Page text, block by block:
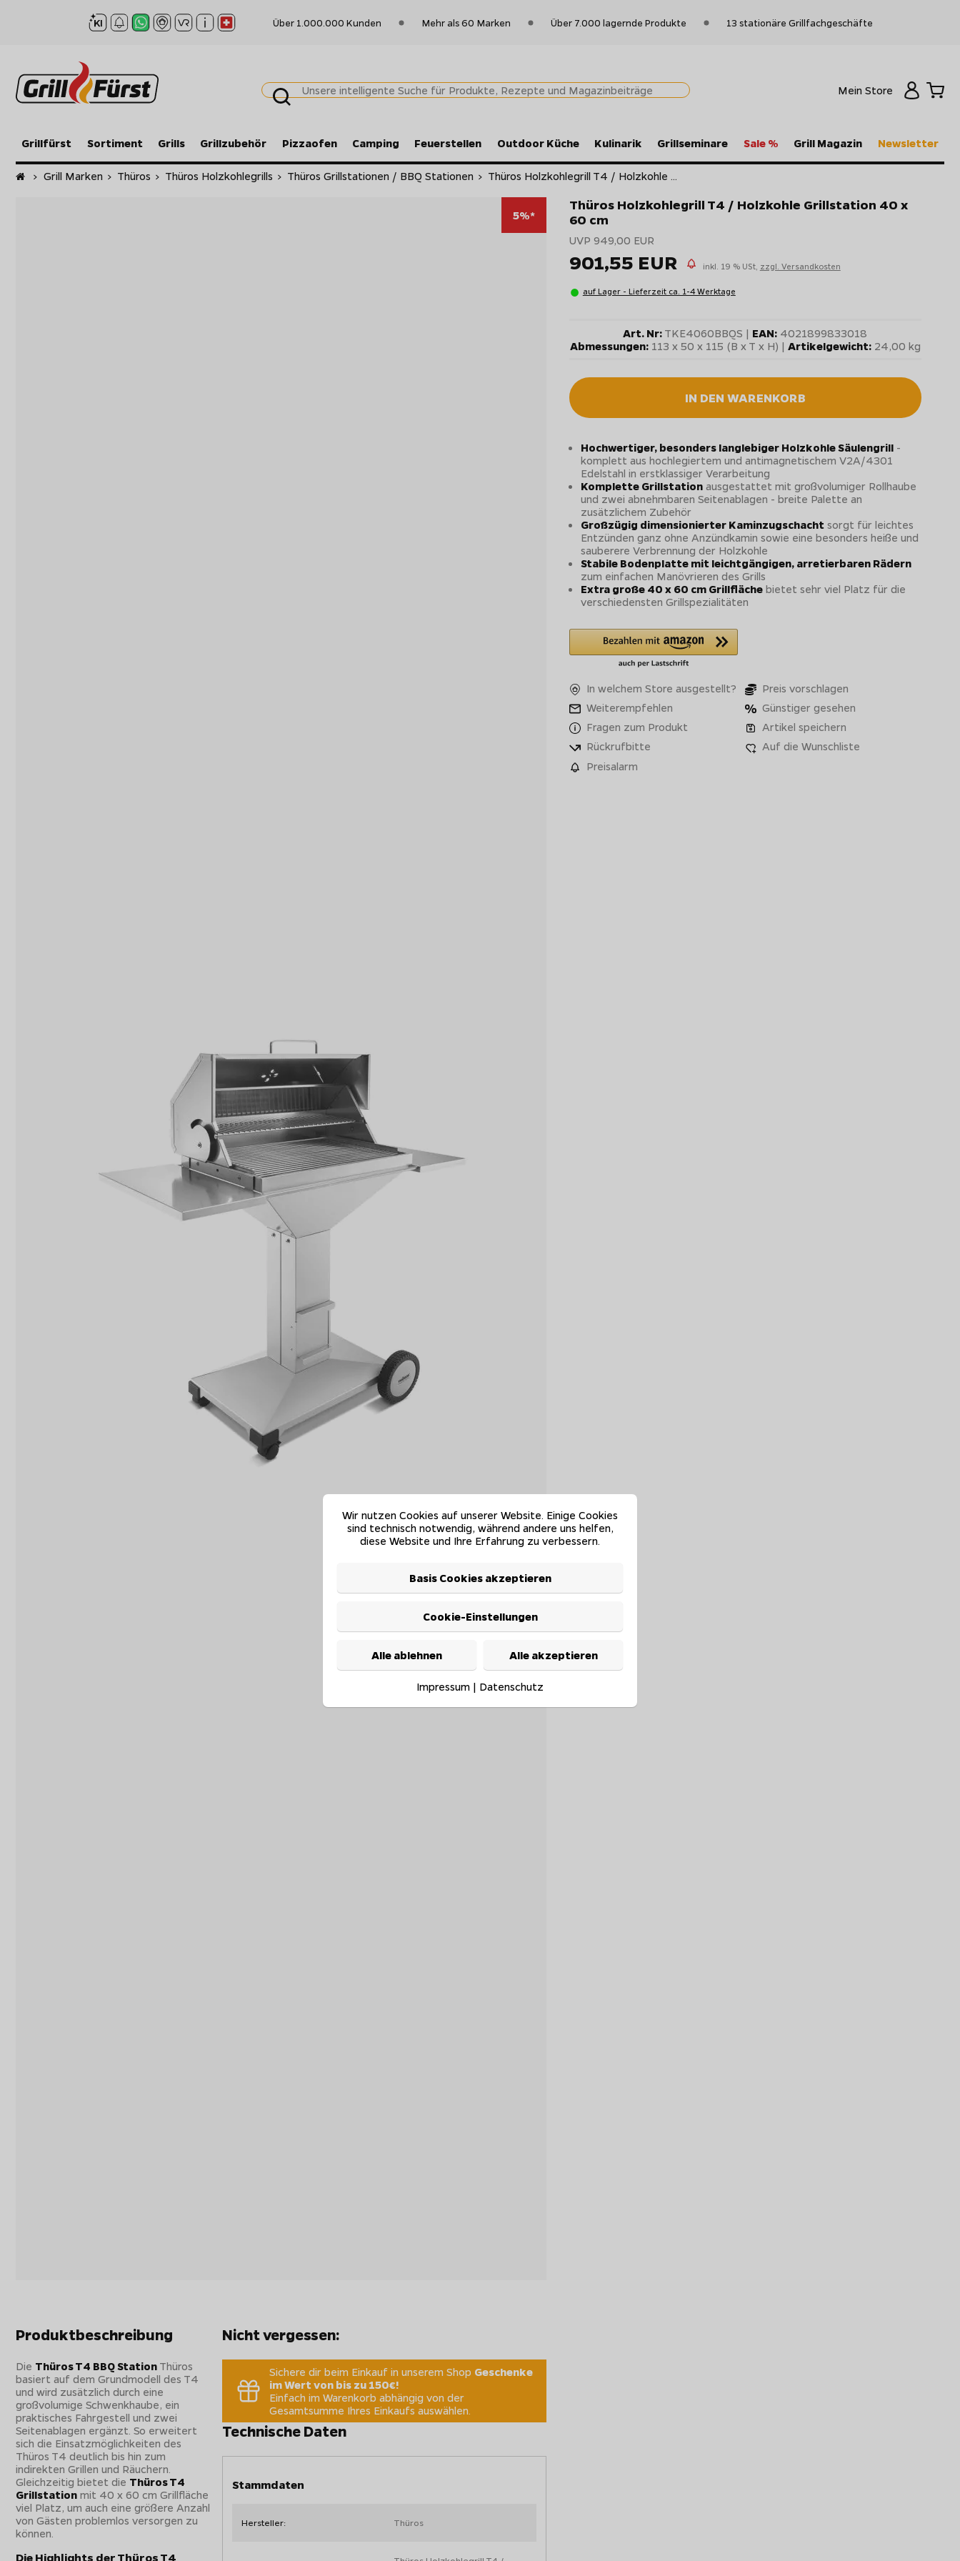
Über 1.000.000 Kunden Mehr als 60 Marken Über 7.000 lagernde Produkte 13 stationäre Grillfachgeschäfte
Mein Store
Grillfürst Sortiment Grills Grillzubehör Pizzaofen Camping Feuerstellen Outdoor Küche Kulinarik Grillseminare Sale % Grill Magazin Newsletter
Startseite
> Grill Marken > Thüros > Thüros Holzkohlegrills > Thüros Grillstationen / BBQ Stationen > Thüros Holzkohlegrill T4 / Holzkohle ...
5%*
Thüros Holzkohlegrill T4 / Holzkohle Grillstation 40 x
60 cm
UVP 949,00 EUR
901,55 EUR inkl. 19 % USt, zzgl. Versandkosten
auf Lager - Lieferzeit ca. 1-4 Werktage
Art. Nr: TKE4060BBQS | EAN: 4021899833018
Abmessungen:113 x 50 x 115 (B x T x H) | Artikelgewicht:24,00 kg
IN DEN WARENKORB
Hochwertiger, besonders langlebiger Holzkohle Säulengrill-
komplett aus hochlegiertem und antimagnetischem V2A/4301
Edelstahl in erstklassiger Verarbeitung
Komplette Grillstationausgestattet mit großvolumiger Rollhaube
und zwei abnehmbaren Seitenablagen - breite Palette an
zusätzlichem Zubehör
Großzügig dimensionierter Kaminzugschachtsorgt für leichtes
Entzünden ganz ohne Anzündkamin sowie eine besonders heiße und
sauberere Verbrennung der Holzkohle
Stabile Bodenplatte mit leichtgängigen, arretierbaren Rädern
zum einfachen Manövrieren des Grills
Extra große 40 x 60 cm Grillflächebietet sehr viel Platz für die
verschiedensten Grillspezialitäten
In welchem Store ausgestellt?
Preis vorschlagen
Weiterempfehlen
Günstiger gesehen
Fragen zum Produkt
Artikel speichern
Rückrufbitte
Auf die Wunschliste
Preisalarm
Produktbeschreibung
Die Thüros T4 BBQ Station Thüros
basiert auf dem Grundmodell des T4
und wird zusätzlich durch eine
großvolumige Schwenkhaube, ein
praktisches Fahrgestell und zwei
Seitenablagen ergänzt. So erweitert
sich die Einsatzmöglichkeiten des
Thüros T4 deutlich bis hin zum
indirekten Grillen und Räuchern.
Gleichzeitig bietet die Thüros T4
Grillstation mit 40 x 60 cm Grillfläche
viel Platz, um auch eine größere Anzahl
von Gästen problemlos versorgen zu
können.
Die Highlights der Thüros T4
Nicht vergessen:
Sichere dir beim Einkauf in unserem Shop Geschenke
im Wert von bis zu 150€!
Einfach im Warenkorb abhängig von der
Gesamtsumme Ihres Einkaufs auswählen.
Technische Daten
Stammdaten
Hersteller: Thüros
Wir nutzen Cookies auf unserer Website. Einige Cookies
sind technisch notwendig, während andere uns helfen,
diese Website und Ihre Erfahrung zu verbessern.
Basis Cookies akzeptieren
Cookie-Einstellungen
Alle ablehnen Alle akzeptieren
Impressum | Datenschutz